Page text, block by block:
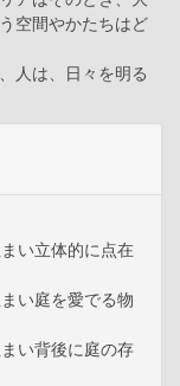
空間やかたちはど
人は、日々を明る
い立体的に点在
い庭を愛でる物
い背後に庭の存